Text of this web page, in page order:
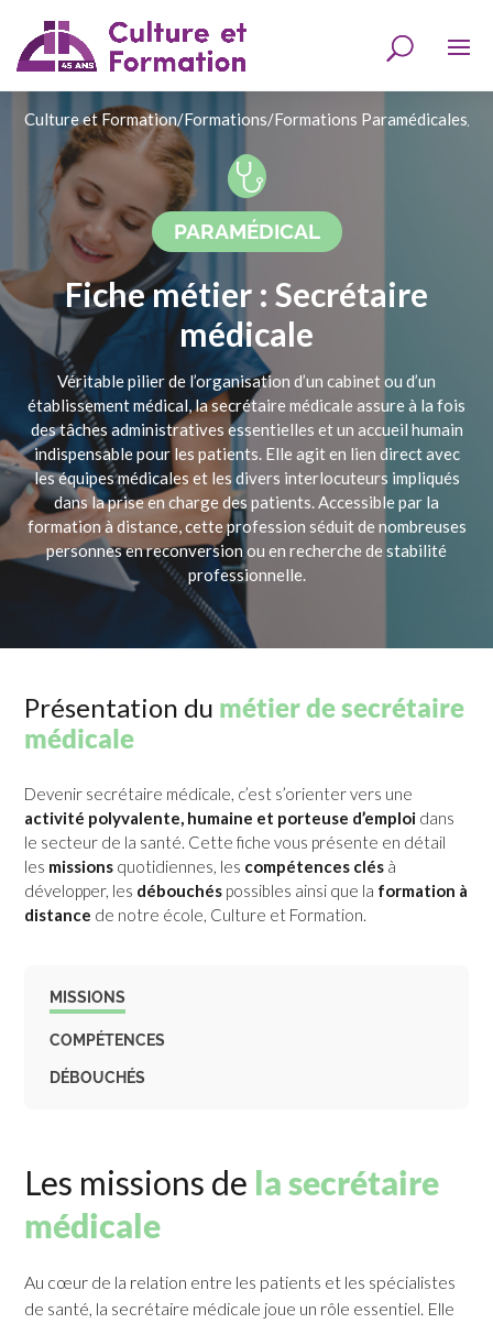
Culture et Formation/Formations/Formations Paramédicales
PARAMÉDICAL
Fiche métier : Secrétaire
médicale
Véritable pilier de l’organisation d’un cabinet ou d’un
établissement médical, la secrétaire médicale assure à la fois
des tâches administratives essentielles et un accueil humain
indispensable pour les patients. Elle agit en lien direct avec
les équipes médicales et les divers interlocuteurs impliqués
dans la prise en charge des patients. Accessible par la
formation à distance, cette profession séduit de nombreuses
personnes en reconversion ou en recherche de stabilité
professionnelle.
Présentation du métier de secrétaire
médicale
Devenir secrétaire médicale, c’est s’orienter vers une
activité polyvalente, humaine et porteuse d’emploi dans
le secteur de la santé. Cette fiche vous présente en détail
les missions quotidiennes, les compétences clés à
développer, les débouchés possibles ainsi que la formation à
distance de notre école, Culture et Formation.
MISSIONS
COMPÉTENCES
DÉBOUCHÉS
Les missions de la secrétaire
médicale
Au cœur de la relation entre les patients et les spécialistes
de santé, la secrétaire médicale joue un rôle essentiel. Elle